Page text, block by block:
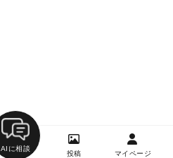
AIに相談
投稿 マイページ